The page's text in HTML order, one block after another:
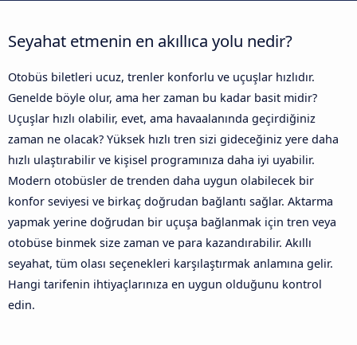
Seyahat etmenin en akıllıca yolu nedir?
Otobüs biletleri ucuz, trenler konforlu ve uçuşlar hızlıdır.
Genelde böyle olur, ama her zaman bu kadar basit midir?
Uçuşlar hızlı olabilir, evet, ama havaalanında geçirdiğiniz
zaman ne olacak? Yüksek hızlı tren sizi gideceğiniz yere daha
hızlı ulaştırabilir ve kişisel programınıza daha iyi uyabilir.
Modern otobüsler de trenden daha uygun olabilecek bir
konfor seviyesi ve birkaç doğrudan bağlantı sağlar. Aktarma
yapmak yerine doğrudan bir uçuşa bağlanmak için tren veya
otobüse binmek size zaman ve para kazandırabilir. Akıllı
seyahat, tüm olası seçenekleri karşılaştırmak anlamına gelir.
Hangi tarifenin ihtiyaçlarınıza en uygun olduğunu kontrol
edin.